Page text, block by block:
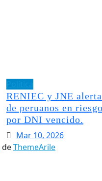
RENIEC y JNE
de peruanos en
por DNI vencido.
Mar 10, 2026
deThemeArile